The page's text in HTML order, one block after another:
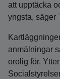
att upptäcka
yngsta, säger
anmälningar
orolig för.